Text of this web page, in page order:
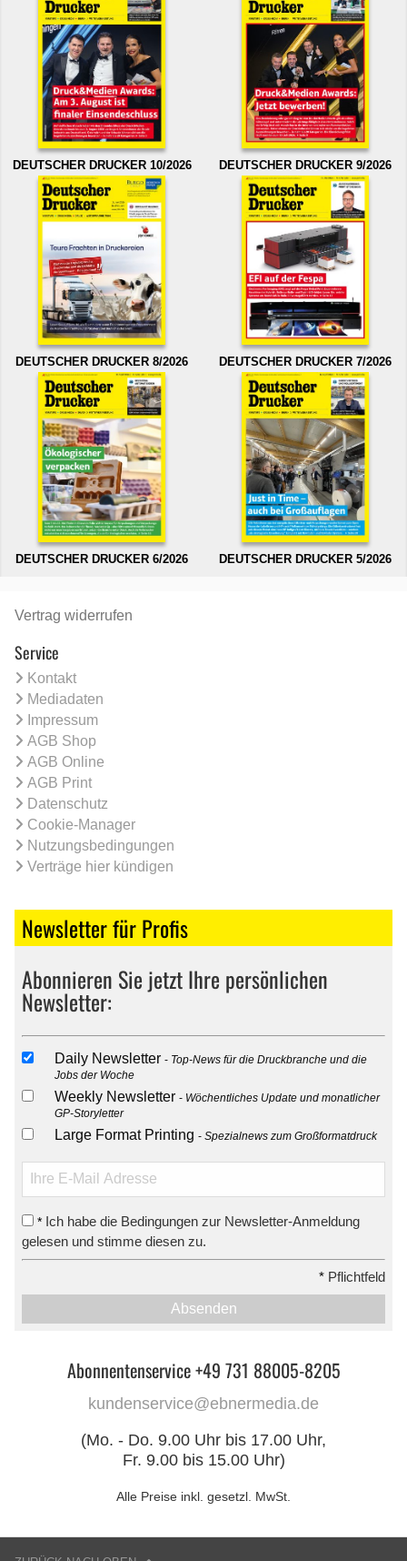
DEUTSCHER DRUCKER 10/2026 DEUTSCHER DRUCKER 9/2026
DEUTSCHER DRUCKER 8/2026 DEUTSCHER DRUCKER 7/2026
DEUTSCHER DRUCKER 6/2026 DEUTSCHER DRUCKER 5/2026
Vertrag widerrufen
Service
Kontakt
Mediadaten
Impressum
AGB Shop
AGB Online
AGB Print
Datenschutz
Cookie-Manager
Nutzungsbedingungen
Verträge hier kündigen
Newsletter für Profis
Abonnieren Sie jetzt Ihre persönlichen
Newsletter:
Daily Newsletter
Top-News für die Druckbranche und die
Jobs der Woche
Weekly Newsletter
Wöchentliches Update und monatlicher
GP-Storyletter
Large Format Printing Spezialnews zum Großformatdruck
* Ich habe die Bedingungen zur Newsletter-Anmeldung
gelesen und stimme diesen zu.
* Pflichtfeld
Absenden
Abonnentenservice +49 731 88005-8205
kundenservice@ebnermedia.de
(Mo. - Do. 9.00 Uhr bis 17.00 Uhr,
Fr. 9.00 bis 15.00 Uhr)
Alle Preise inkl. gesetzl. MwSt.